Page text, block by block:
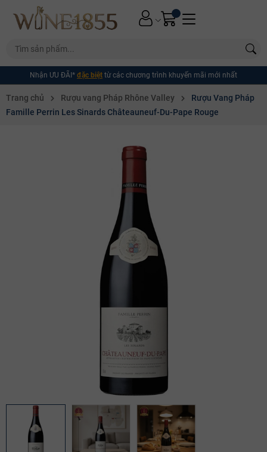
Nhận ƯU ĐÃI* đặc biệt từ các chương trình khuyến mãi mới nhất
Trang chủ Rượu vang Pháp Rhône Valley
Rượu Vang Pháp
Famille Perrin Les Sinards Châteauneuf-Du-Pape Rouge